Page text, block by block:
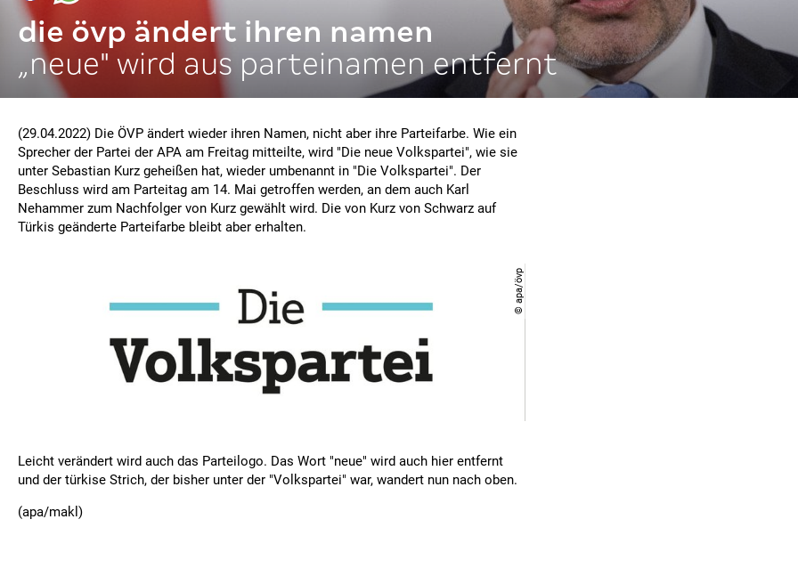
die övp ändert ihren namen
„neue" wird aus parteinamen entfernt
(29.04.2022) Die ÖVP ändert wieder ihren Namen, nicht aber ihre Parteifarbe. Wie ein
Sprecher der Partei der APA am Freitag mitteilte, wird "Die neue Volkspartei", wie sie
unter Sebastian Kurz geheißen hat, wieder umbenannt in "Die Volkspartei". Der
Beschluss wird am Parteitag am 14. Mai getroffen werden, an dem auch Karl
Nehammer zum Nachfolger von Kurz gewählt wird. Die von Kurz von Schwarz auf
Türkis geänderte Parteifarbe bleibt aber erhalten.
© apa/övp
Leicht verändert wird auch das Parteilogo. Das Wort "neue" wird auch hier entfernt
und der türkise Strich, der bisher unter der "Volkspartei" war, wandert nun nach oben.
(apa/makl)